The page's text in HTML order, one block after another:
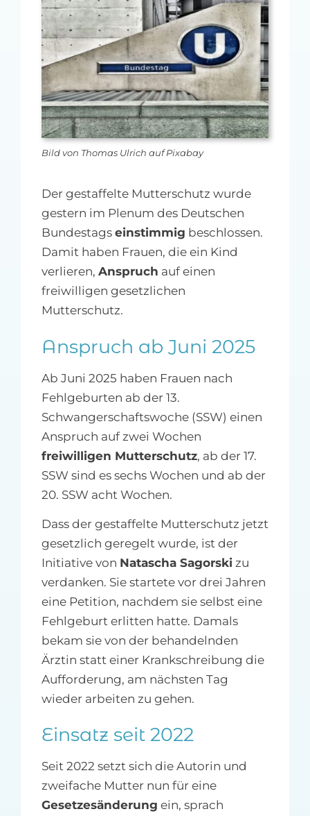
MFA-heute Newsletter-Anmeldung
Über uns
Ihre Werbung auf MFA-heute.de
Suche
nach:Bild von Thomas Ulrich auf Pixabay
Der gestaffelte Mutterschutz wurde
gestern im Plenum des Deutschen
Bundestags einstimmig beschlossen.
Damit haben Frauen, die ein Kind
verlieren, Anspruch auf einen
freiwilligen gesetzlichen
Mutterschutz.
Anspruch ab Juni 2025
Ab Juni 2025 haben Frauen nach
Fehlgeburten ab der 13.
Schwangerschaftswoche (SSW) einen
Anspruch auf zwei Wochen
freiwilligen Mutterschutz, ab der 17.
SSW sind es sechs Wochen und ab der
20. SSW acht Wochen.
Dass der gestaffelte Mutterschutz jetzt
gesetzlich geregelt wurde, ist der
Initiative von Natascha Sagorski zu
verdanken. Sie startete vor drei Jahren
eine Petition, nachdem sie selbst eine
Fehlgeburt erlitten hatte. Damals
bekam sie von der behandelnden
Ärztin statt einer Krankschreibung die
Aufforderung, am nächsten Tag
wieder arbeiten zu gehen.
Einsatz seit 2022
Seit 2022 setzt sich die Autorin und
zweifache Mutter nun für eine
Gesetzesänderung ein, sprach